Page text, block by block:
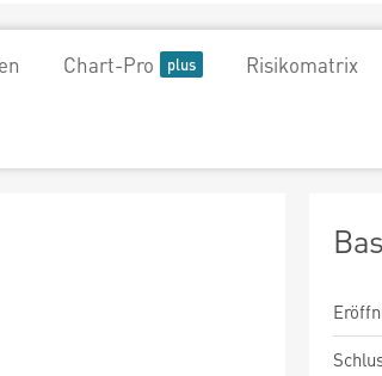
Chart-Pro Risikomatrix